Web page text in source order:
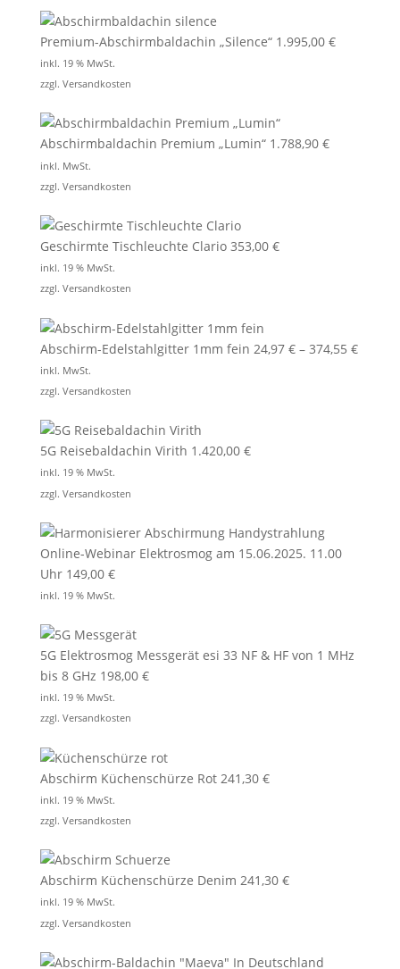
Premium-Abschirmbaldachin „Silence“ 1.995,00 €
inkl. 19 % MwSt.
zzgl. Versandkosten
Abschirmbaldachin Premium „Lumin“ 1.788,90 €
inkl. MwSt.
zzgl. Versandkosten
Geschirmte Tischleuchte Clario 353,00 €
inkl. 19 % MwSt.
zzgl. Versandkosten
Abschirm-Edelstahlgitter 1mm fein 24,97 €– 374,55 €
inkl. MwSt.
zzgl. Versandkosten
5G Reisebaldachin Virith 1.420,00 €
inkl. 19 % MwSt.
zzgl. Versandkosten
Online-Webinar Elektrosmog am 15.06.2025. 11.00
Uhr 149,00 €
inkl. 19 % MwSt.
5G Elektrosmog Messgerät esi 33 NF & HF von 1 MHz
bis 8 GHz 198,00 €
inkl. 19 % MwSt.
zzgl. Versandkosten
Abschirm Küchenschürze Rot 241,30 €
inkl. 19 % MwSt.
zzgl. Versandkosten
Abschirm Küchenschürze Denim 241,30 €
inkl. 19 % MwSt.
zzgl. Versandkosten